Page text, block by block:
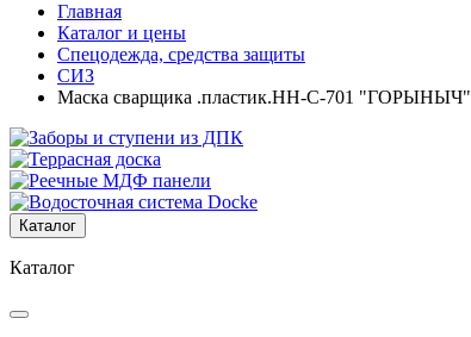
Главная
Каталог и цены
Спецодежда, средства защиты
СИЗ
Маска сварщика .пластик.НН-С-701 "ГОРЫНЫЧ"
Каталог
Каталог